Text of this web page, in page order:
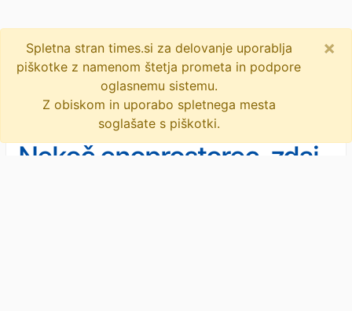
Nekoč enoprostorec, zdaj
Spletna stran times.si za delovanje uporablja
piškotke z namenom štetja prometa in podpore
oglasnemu sistemu.
Z obiskom in uporabo spletnega mesta
soglašate s piškotki.
×